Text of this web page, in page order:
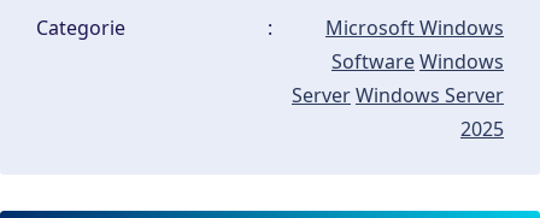
Categorie
:
Microsoft Windows
SoftwareWindows
ServerWindows Server
2025